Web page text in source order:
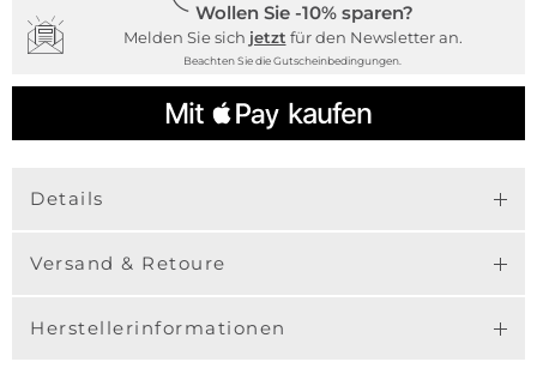
Wollen Sie -10% sparen?
Melden Sie sich jetzt für den Newsletter an.
Beachten Sie die Gutscheinbedingungen.
Details
Versand & Retoure
Herstellerinformationen